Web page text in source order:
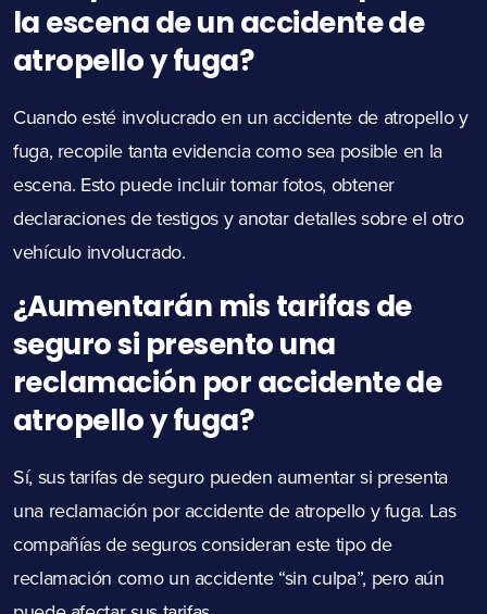
la escena de un accidente de
atropello y fuga?
Cuando esté involucrado en un accidente de atropello y
fuga, recopile tanta evidencia como sea posible en la
escena. Esto puede incluir tomar fotos, obtener
declaraciones de testigos y anotar detalles sobre el otro
vehículo involucrado.
¿Aumentarán mis tarifas de
seguro si presento una
reclamación por accidente de
atropello y fuga?
Sí, sus tarifas de seguro pueden aumentar si presenta
una reclamación por accidente de atropello y fuga. Las
compañías de seguros consideran este tipo de
reclamación como un accidente “sin culpa”, pero aún